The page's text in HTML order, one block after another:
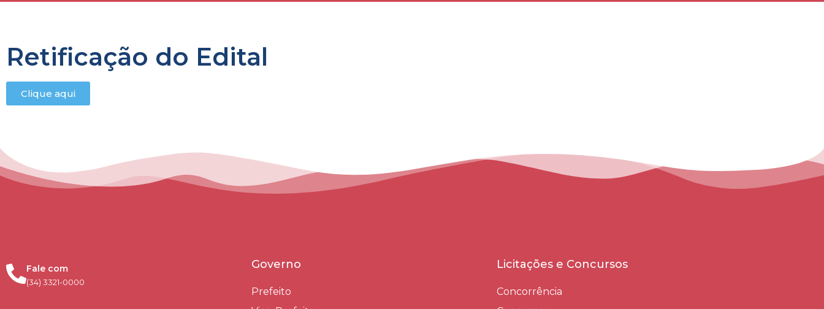
Retificação do Edital
Clique aqui
Fale com
(34) 3321-0000
Governo
Prefeito
Licitações e Concursos
Concorrência